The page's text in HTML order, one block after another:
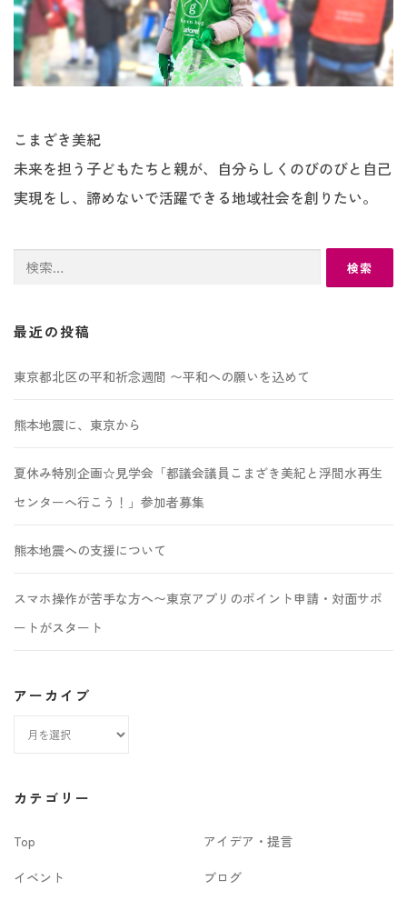
こまざき美紀
未来を担う子どもたちと親が、自分らしくのびのびと自己
実現をし、諦めないで活躍できる地域社会を創りたい。
検
最近の投稿
東京都北区の平和祈念週間 〜平和への願いを込めて
熊本地震に、東京から
夏休み特別企画☆見学会「都議会議員こまざき美紀と浮間水再生
センターへ行こう！」参加者募集
熊本地震への支援について
スマホ操作が苦手な方へ〜東京アプリのポイント申請・対面サポ
ートがスタート
アーカイブ
ブ
カテゴリー
Top
アイデア・提言
イベント
ブログ